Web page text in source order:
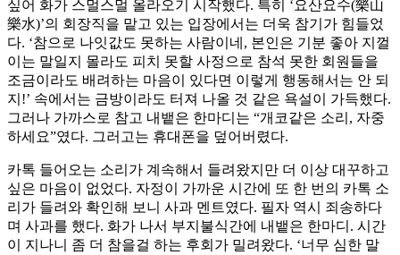
싶어 화가 스멀스멀 올라오기 시작했다. 특히 ‘요산요수(樂山
樂水)’의 회장직을 맡고 있는 입장에서는 더욱 참기가 힘들었
다. ‘참으로 나잇값도 못하는 사람이네, 본인은 기분 좋아 지껄
이는 말일지 몰라도 피치 못할 사정으로 참석 못한 회원들을
조금이라도 배려하는 마음이 있다면 이렇게 행동해서는 안 되
지!’ 속에서는 금방이라도 터져 나올 것 같은 욕설이 가득했다.
그러나 가까스로 참고 내뱉은 한마디는 “개코같은 소리, 자중
하세요”였다. 그러고는 휴대폰을 덮어버렸다.
카톡 들어오는 소리가 계속해서 들려왔지만 더 이상 대꾸하고
싶은 마음이 없었다. 자정이 가까운 시간에 또 한 번의 카톡 소
리가 들려와 확인해 보니 사과 멘트였다. 필자 역시 죄송하다
며 사과를 했다. 화가 나서 부지불식간에 내뱉은 한마디. 시간
이 지나니 좀 더 참을걸 하는 후회가 밀려왔다. ‘너무 심한 말